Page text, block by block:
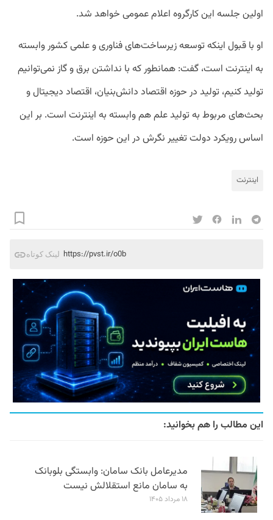
اولین جلسه این کارگروه اعلام عمومی خواهد شد.
او با قبول اینکه توسعه زیرساخت‌های فناوری و علمی کشور وابسته
به اینترنت است، گفت: همانطور که با نداشتن برق و گاز نمی‌توانیم
تولید کنیم، تولید در حوزه اقتصاد دانش‌بنیان، اقتصاد دیجیتال و
بحث‌های مربوط به تولید علم هم وابسته به اینترنت است. بر این
اساس رویکرد دولت تغییر نگرش در این حوزه است.
اینترنت
لینک کوتاه https://pvst.ir/o0b
این مطالب را هم بخوانید:
مدیرعامل بانک سامان: وابستگی بلوبانک
به سامان مانع استقلالش نیست
۱۸ مرداد ۱۴۰۵